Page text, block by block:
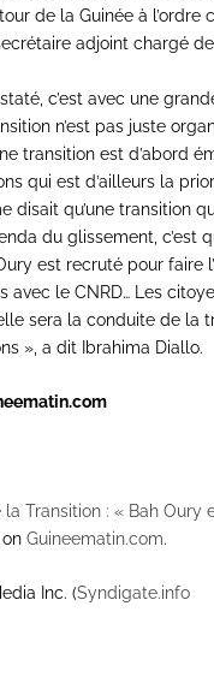
de la Guinée à
adjoint chargé
c’est avec une
n’est pas juste
transition est d’abord
qui est d’ailleurs la
disait qu’une transition
du glissement, c’est
est recruté pour faire
avec le CNRD… Les
sera la conduite de la
», a dit Ibrahima Diallo.
Transition : « Bah
onGuineematin.com.
Inc. (Syndigate.info